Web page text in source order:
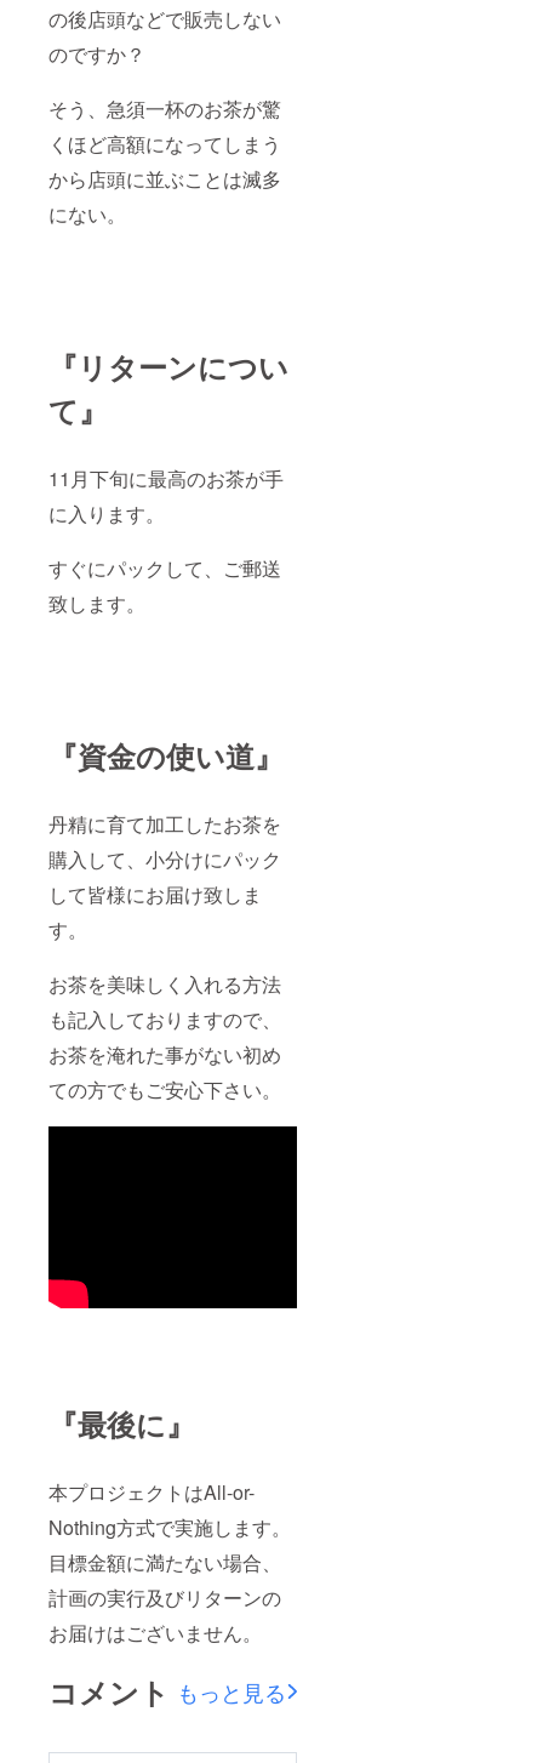
の後店頭などで販売しない
のですか？
そう、急須一杯のお茶が驚
くほど高額になってしまう
から店頭に並ぶことは滅多
にない。
『リターンについ
て』
11月下旬に最高のお茶が手
に入ります。
すぐにパックして、ご郵送
致します。
『資金の使い道』
丹精に育て加工したお茶を
購入して、小分けにパック
して皆様にお届け致しま
す。
お茶を美味しく入れる方法
も記入しておりますので、
お茶を淹れた事がない初め
ての方でもご安心下さい。
『最後に』
本プロジェクトはAll-or-
Nothing方式で実施します。
目標金額に満たない場合、
計画の実行及びリターンの
お届けはございません。
コメント もっと見る